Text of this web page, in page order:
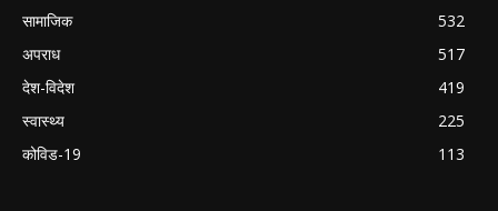
सामाजिक
532
अपराध
517
देश-विदेश
419
स्वास्थ्य
225
कोविड-19
113